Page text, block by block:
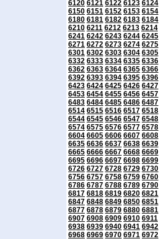
6120 6121 6122 6123 6124
6150 6151 6152 6153 6154
6180 6181 6182 6183 6184
6210 6211 6212 6213 6214
6241 6242 6243 6244 6245
6271 6272 6273 6274 6275
6301 6302 6303 6304 6305
6332 6333 6334 6335 6336
6362 6363 6364 6365 6366
6392 6393 6394 6395 6396
6423 6424 6425 6426 6427
6453 6454 6455 6456 6457
6483 6484 6485 6486 6487
6514 6515 6516 6517 6518
6544 6545 6546 6547 6548
6574 6575 6576 6577 6578
6604 6605 6606 6607 6608
6635 6636 6637 6638 6639
6665 6666 6667 6668 6669
6695 6696 6697 6698 6699
6726 6727 6728 6729 6730
6756 6757 6758 6759 6760
6786 6787 6788 6789 6790
6817 6818 6819 6820 6821
6847 6848 6849 6850 6851
6877 6878 6879 6880 6881
6907 6908 6909 6910 6911
6938 6939 6940 6941 6942
6968 6969 6970 6971 6972